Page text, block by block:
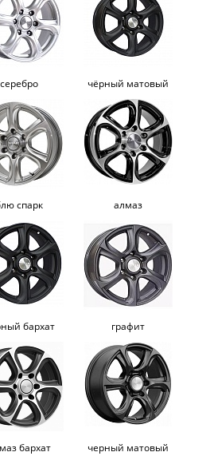
серебро чёрный матовый
спарк алмаз
бархат графит
бархат черный матовый